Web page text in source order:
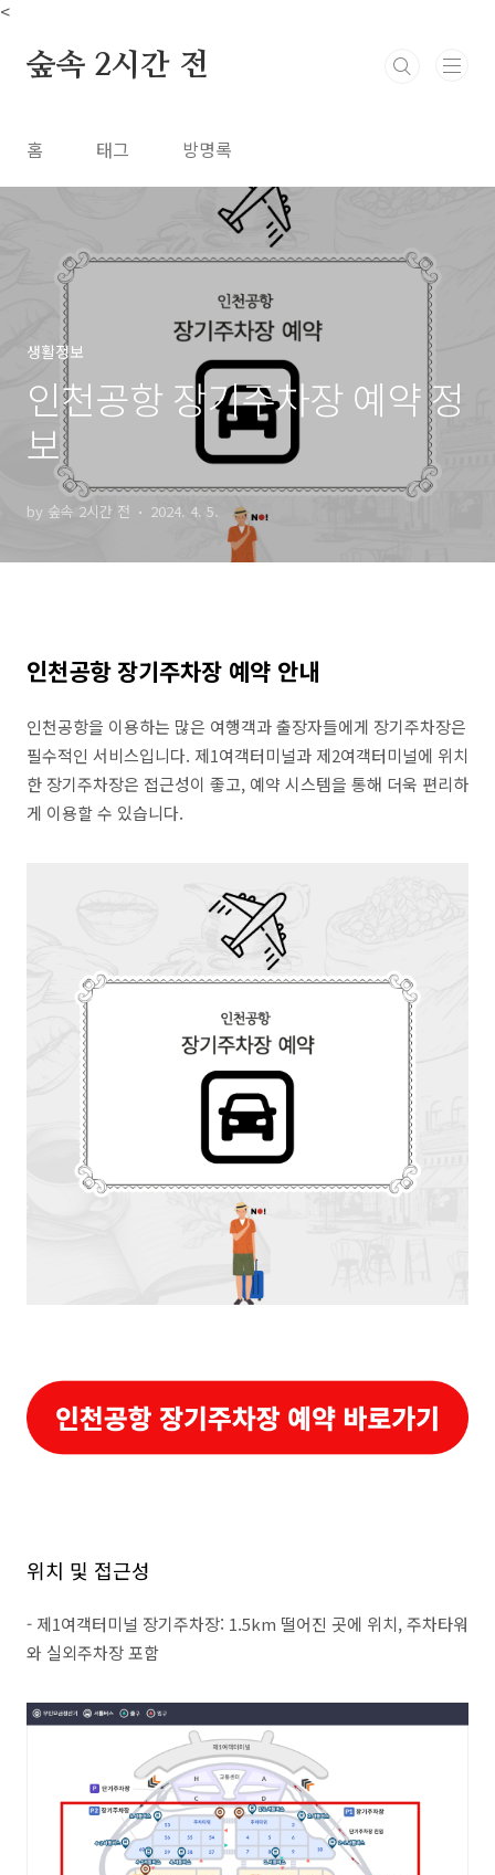
<
본문 바로가기
숲속 2시간 전
홈 태그 방명록
생활정보
인천공항 장기주차장 예약 정
보
by 숲속 2시간 전 2024. 4. 5.
인천공항 장기주차장 예약 안내
인천공항을 이용하는 많은 여행객과 출장자들에게 장기주차장은
필수적인 서비스입니다. 제1여객터미널과 제2여객터미널에 위치
한 장기주차장은 접근성이 좋고, 예약 시스템을 통해 더욱 편리하
게 이용할 수 있습니다.
위치 및 접근성
- 제1여객터미널 장기주차장: 1.5km 떨어진 곳에 위치, 주차타워
와 실외주차장 포함